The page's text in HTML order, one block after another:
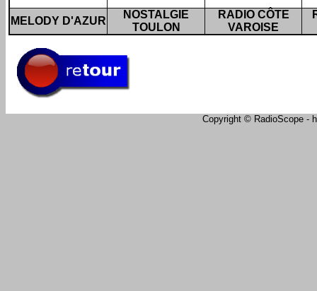
MELODY D'AZUR
NOSTALGIE
TOULON
RADIO CÔTE
VAROISE
Copyright © RadioScope -